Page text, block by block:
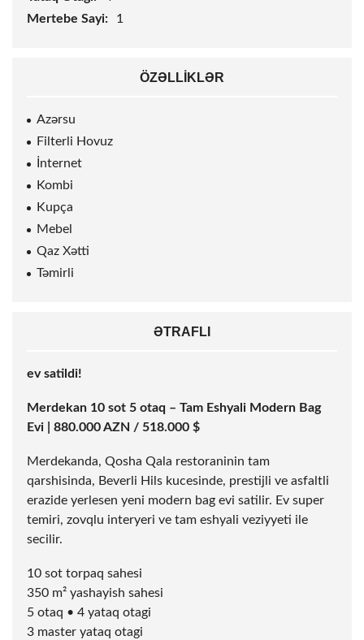
Mertebe Sayi:
1
ÖZƏLLIKLƏR
Azərsu
Filterli Hovuz
İnternet
Kombi
Kupça
Mebel
Qaz Xətti
Təmirli
ƏTRAFLI
ev satildi!
Merdekan 10 sot 5 otaq – Tam Eshyali Modern Bag
Evi | 880.000 AZN / 518.000 $
Merdekanda, Qosha Qala restoraninin tam
qarshisinda, Beverli Hils kucesinde, prestijli ve asfaltli
erazide yerlesen yeni modern bag evi satilir. Ev super
temiri, zovqlu interyeri ve tam eshyali veziyyeti ile
secilir.
10 sot torpaq sahesi
350 m² yashayish sahesi
5 otaq • 4 yataq otagi
3 master yataq otagi